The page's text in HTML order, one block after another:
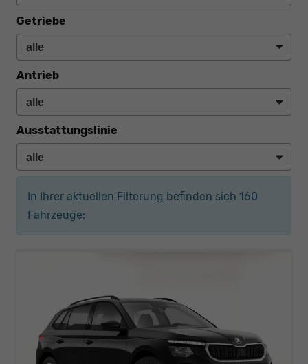
Getriebe
Antrieb
Ausstattungslinie
In Ihrer aktuellen Filterung befinden sich 160
Fahrzeuge: